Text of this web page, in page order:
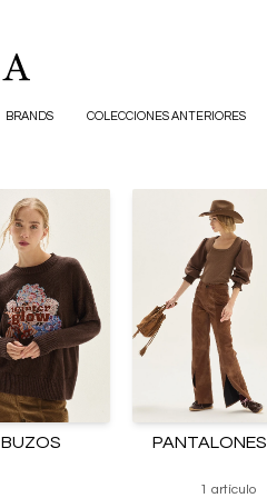
BRANDS COLECCIONES ANTERIORES
BUZOS PANTALONES
1 artículo